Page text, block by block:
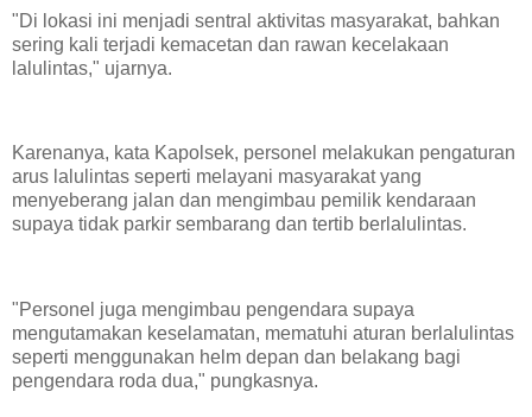
"Di lokasi ini menjadi sentral aktivitas masyarakat, bahkan
sering kali terjadi kemacetan dan rawan kecelakaan
lalulintas," ujarnya.
Karenanya, kata Kapolsek, personel melakukan pengaturan
arus lalulintas seperti melayani masyarakat yang
menyeberang jalan dan mengimbau pemilik kendaraan
supaya tidak parkir sembarang dan tertib berlalulintas.
"Personel juga mengimbau pengendara supaya
mengutamakan keselamatan, mematuhi aturan berlalulintas
seperti menggunakan helm depan dan belakang bagi
pengendara roda dua," pungkasnya.